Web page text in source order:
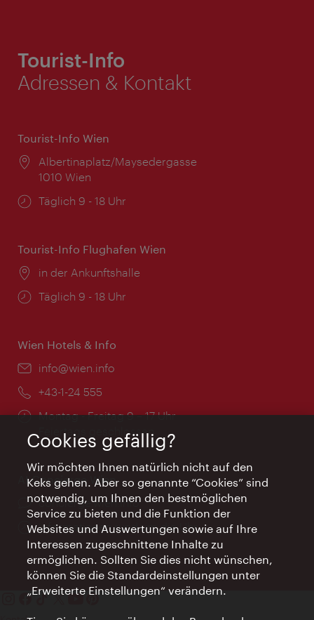
Tourist-Info
Adressen & Kontakt
Tourist-Info Wien
Ort:
Albertinaplatz/Maysedergasse
1010 Wien
Öffnungszeiten:
Täglich 9 - 18 Uhr
Tourist-Info Flughafen Wien
Ort:
in der Ankunftshalle
Öffnungszeiten:
Täglich 9 - 18 Uhr
Wien Hotels & Info
Email:
info@wien.info
Telefon:
+43-1-24 555
Öffnungszeiten:
Montag - Freitag 9 – 17 Uhr
Feiertags geschlossen
AI Concierge Wien
Ort:
concierge.wien.info
Öffnungszeiten:
Informationen rund um die Uhr
Cookies gefällig?
Wir möchten Ihnen natürlich nicht auf den
Keks gehen. Aber so genannte “Cookies” sind
notwendig, um Ihnen den bestmöglichen
Service zu bieten und die Funktion der
Websites und Auswertungen sowie auf Ihre
Interessen zugeschnittene Inhalte zu
ermöglichen. Sollten Sie dies nicht wünschen,
können Sie die Standardeinstellungen unter
„Erweiterte Einstellungen“ verändern.